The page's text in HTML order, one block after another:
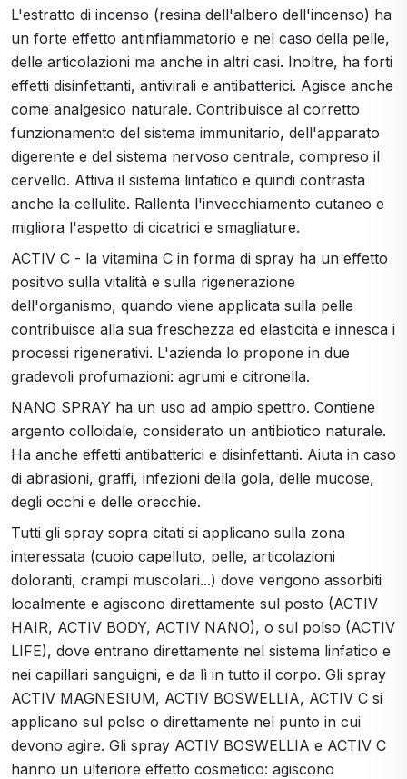
L'estratto di incenso (resina dell'albero dell'incenso) ha
un forte effetto antinfiammatorio e nel caso della pelle,
delle articolazioni ma anche in altri casi. Inoltre, ha forti
effetti disinfettanti, antivirali e antibatterici. Agisce anche
come analgesico naturale. Contribuisce al corretto
funzionamento del sistema immunitario, dell'apparato
digerente e del sistema nervoso centrale, compreso il
cervello. Attiva il sistema linfatico e quindi contrasta
anche la cellulite. Rallenta l'invecchiamento cutaneo e
migliora l'aspetto di cicatrici e smagliature.
ACTIV C - la vitamina C in forma di spray ha un effetto
positivo sulla vitalità e sulla rigenerazione
dell'organismo, quando viene applicata sulla pelle
contribuisce alla sua freschezza ed elasticità e innesca i
processi rigenerativi. L'azienda lo propone in due
gradevoli profumazioni: agrumi e citronella.
NANO SPRAY ha un uso ad ampio spettro. Contiene
argento colloidale, considerato un antibiotico naturale.
Ha anche effetti antibatterici e disinfettanti. Aiuta in caso
di abrasioni, graffi, infezioni della gola, delle mucose,
degli occhi e delle orecchie.
Tutti gli spray sopra citati si applicano sulla zona
interessata (cuoio capelluto, pelle, articolazioni
doloranti, crampi muscolari...) dove vengono assorbiti
localmente e agiscono direttamente sul posto (ACTIV
HAIR, ACTIV BODY, ACTIV NANO), o sul polso (ACTIV
LIFE), dove entrano direttamente nel sistema linfatico e
nei capillari sanguigni, e da lì in tutto il corpo. Gli spray
ACTIV MAGNESIUM, ACTIV BOSWELLIA, ACTIV C si
applicano sul polso o direttamente nel punto in cui
devono agire. Gli spray ACTIV BOSWELLIA e ACTIV C
hanno un ulteriore effetto cosmetico: agiscono